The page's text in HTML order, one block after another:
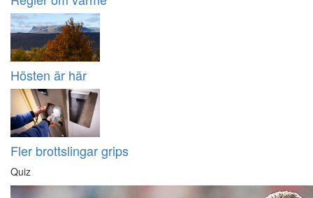
Hösten är här
Fler brottslingar grips
Quiz